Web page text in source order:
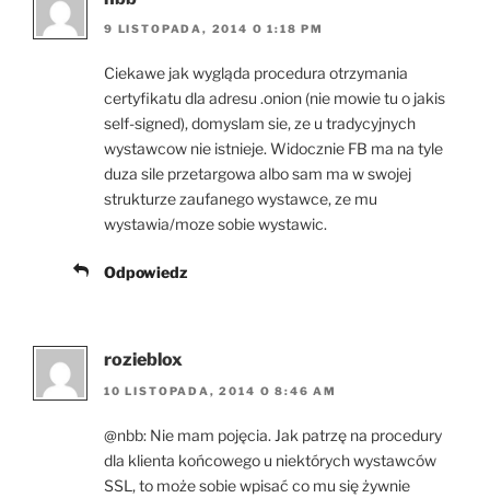
9 LISTOPADA, 2014 O 1:18 PM
Ciekawe jak wygląda procedura otrzymania
certyfikatu dla adresu .onion (nie mowie tu o jakis
self-signed), domyslam sie, ze u tradycyjnych
wystawcow nie istnieje. Widocznie FB ma na tyle
duza sile przetargowa albo sam ma w swojej
strukturze zaufanego wystawce, ze mu
wystawia/moze sobie wystawic.
Odpowiedz
rozieblox
10 LISTOPADA, 2014 O 8:46 AM
@nbb: Nie mam pojęcia. Jak patrzę na procedury
dla klienta końcowego u niektórych wystawców
SSL, to może sobie wpisać co mu się żywnie